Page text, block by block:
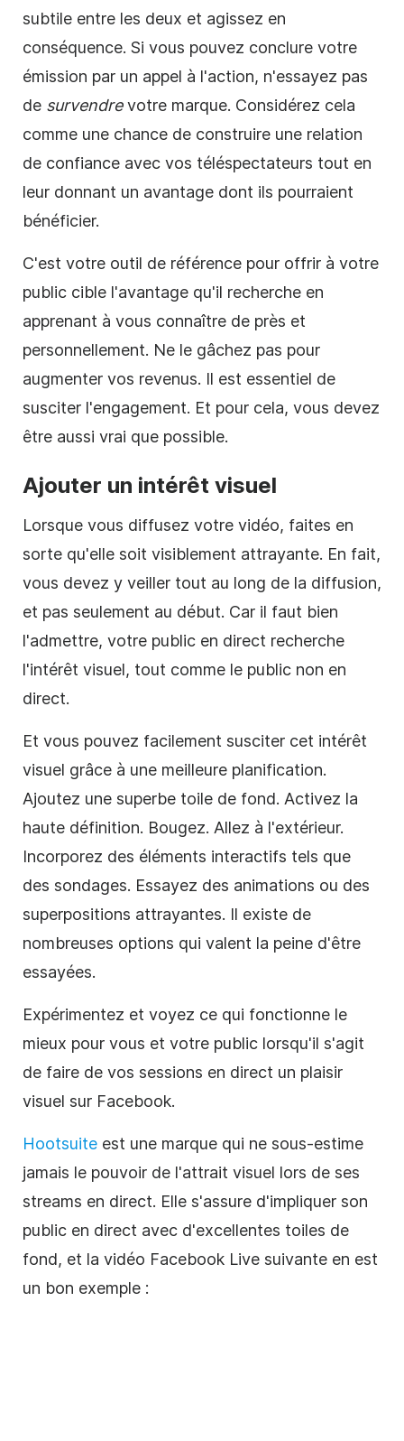
subtile entre les deux et agissez en
conséquence. Si vous pouvez conclure votre
émission par un appel à l'action, n'essayez pas
de survendrevotre marque. Considérez cela
comme une chance de construire une relation
de confiance avec vos téléspectateurs tout en
leur donnant un avantage dont ils pourraient
bénéficier.
C'est votre outil de référence pour offrir à votre
public cible l'avantage qu'il recherche en
apprenant à vous connaître de près et
personnellement. Ne le gâchez pas pour
augmenter vos revenus. Il est essentiel de
susciter l'engagement. Et pour cela, vous devez
être aussi vrai que possible.
Ajouter un intérêt visuel
Lorsque vous diffusez votre vidéo, faites en
sorte qu'elle soit visiblement attrayante. En fait,
vous devez y veiller tout au long de la diffusion,
et pas seulement au début. Car il faut bien
l'admettre, votre public en direct recherche
l'intérêt visuel, tout comme le public non en
direct.
Et vous pouvez facilement susciter cet intérêt
visuel grâce à une meilleure planification.
Ajoutez une superbe toile de fond. Activez la
haute définition. Bougez. Allez à l'extérieur.
Incorporez des éléments interactifs tels que
des sondages. Essayez des animations ou des
superpositions attrayantes. Il existe de
nombreuses options qui valent la peine d'être
essayées.
Expérimentez et voyez ce qui fonctionne le
mieux pour vous et votre public lorsqu'il s'agit
de faire de vos sessions en direct un plaisir
visuel sur Facebook.
Hootsuite est une marque qui ne sous-estime
jamais le pouvoir de l'attrait visuel lors de ses
streams en direct. Elle s'assure d'impliquer son
public en direct avec d'excellentes toiles de
fond, et la vidéo Facebook Live suivante en est
un bon exemple :